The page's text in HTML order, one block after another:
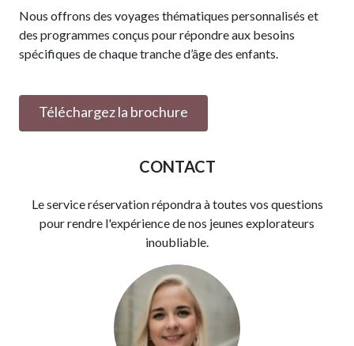
Nous offrons des voyages thématiques personnalisés et
des programmes conçus pour répondre aux besoins
spécifiques de chaque tranche d’âge des enfants.
Téléchargez la brochure
CONTACT
Le service réservation répondra à toutes vos questions
pour rendre l'expérience de nos jeunes explorateurs
inoubliable.